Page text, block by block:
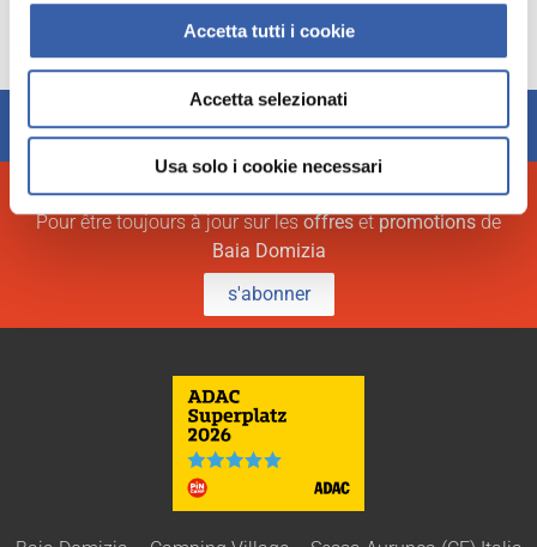
Accetta tutti i cookie
Accetta selezionati
Usa solo i cookie necessari
➜ Check In ➜ Check Out
ABONNEZ-VOUS À LA NEWSLETTER
Pour être toujours à jour sur lesoffresetpromotionsde
Baia Domizia
s'abonner